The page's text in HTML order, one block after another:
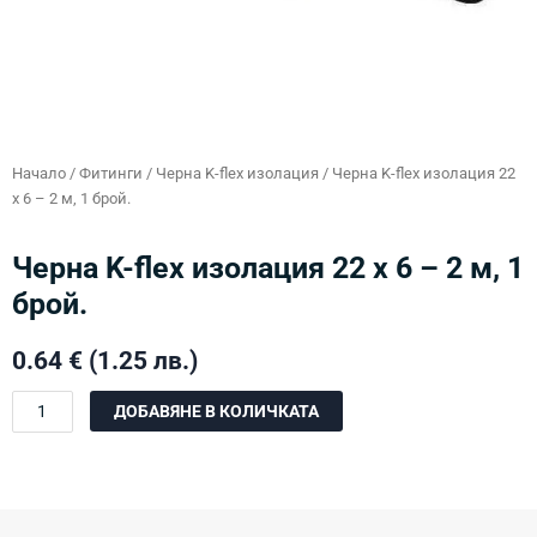
Начало / Фитинги / Черна K-flex изолация / Черна K-flex изолация 22
х 6 – 2 м, 1 брой.
Черна K-flex изолация 22 х 6 – 2 м, 1
брой.
0.64 € (1.25 лв.)
количество
за
ДОБАВЯНЕ В КОЛИЧКАТА